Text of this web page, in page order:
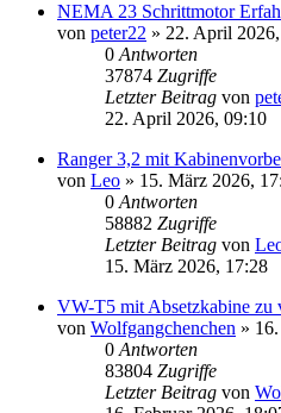
NEMA 23 Schrittmotor
von peter22 » 22. April
0 Antworten
37874 Zugriffe
Letzter Beitrag von
22. April 2026, 09:10
Ranger 3,2 mit
von Leo » 15. März 2026,
0 Antworten
58882 Zugriffe
Letzter Beitrag von
15. März 2026, 17:28
VW-T5 mit Absetzkabine zu
von Wolfgangchenchen »
0 Antworten
83804 Zugriffe
Letzter Beitrag von